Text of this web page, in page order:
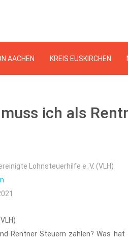
AACHEN KREIS EUSKIRCHEN
ich als
Lohnsteuerhilfe e. V. (VLH)
Rentner Steuern zahlen? Was